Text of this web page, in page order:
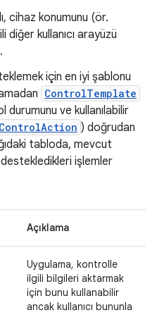
cihaz konumunu (ör.
kullanıcı arayüzü
için en iyi şablonu
ControlTemplate
durumunu ve kullanılabilir
ControlAction ) doğrudan
tabloda, mevcut
işlemler
Açıklama
Uygulama, kontrolle
ilgili bilgileri aktarmak
için bunu kullanabilir
ancak kullanıcı bununla